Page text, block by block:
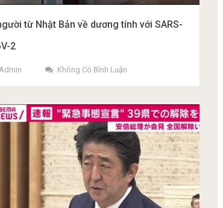
từ Nhật Bản về dương tính với SARS-
2
Không Có Bình Luận